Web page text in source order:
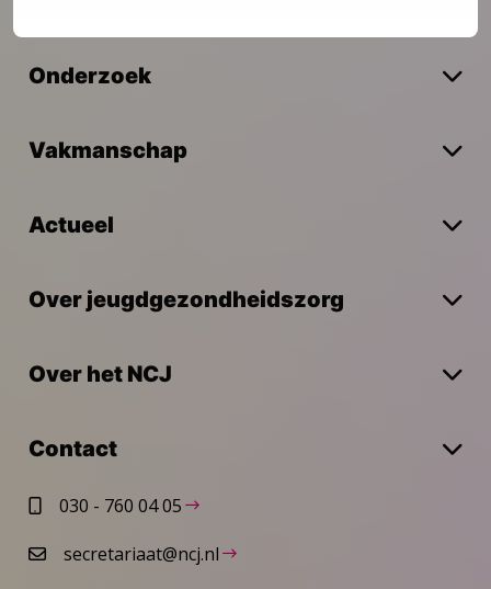
Onderzoek
Vakmanschap
Actueel
Over jeugdgezondheidszorg
Over het NCJ
Contact
030 - 760 04 05
secretariaat@ncj.nl